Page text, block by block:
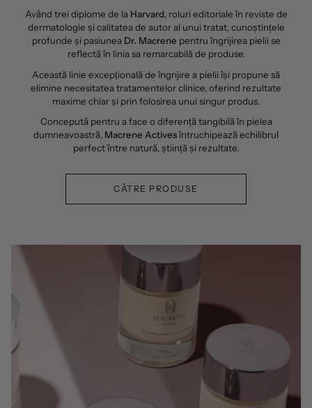
Având trei diplome de la Harvard, roluri editoriale în reviste de
dermatologie și calitatea de autor al unui tratat, cunoștințele
profunde și pasiunea Dr. Macrene pentru îngrijirea pielii se
reflectă în linia sa remarcabilă de produse.
Această linie excepțională de îngrijire a pielii își propune să
elimine necesitatea tratamentelor clinice, oferind rezultate
maxime chiar și prin folosirea unui singur produs.
Concepută pentru a face o diferență tangibilă în pielea
dumneavoastră, Macrene Activesîntruchipează echilibrul
perfect între natură, știință și rezultate.
CĂTRE PRODUSE